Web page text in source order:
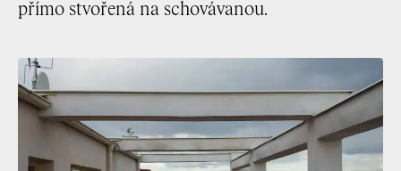
přímo stvořená na schovávanou.